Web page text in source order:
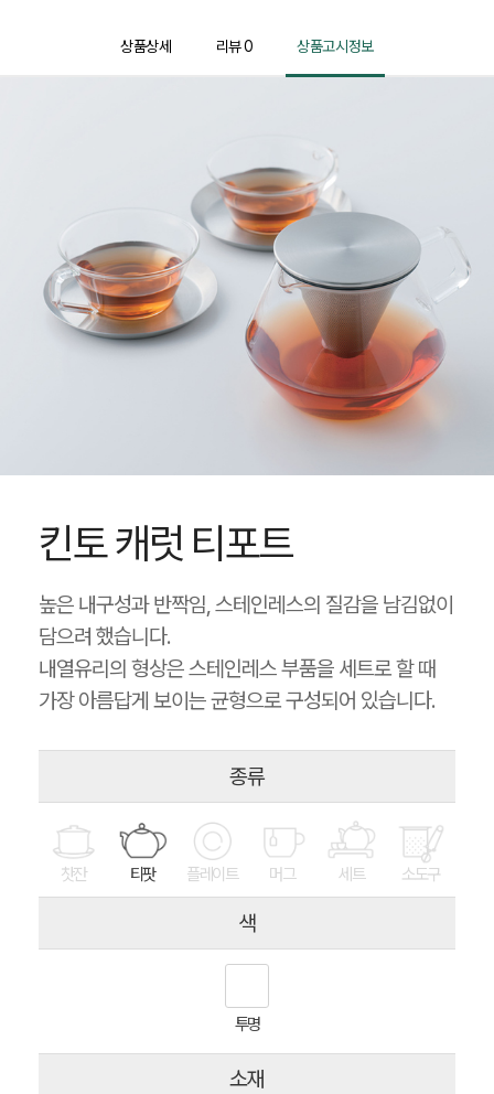
상품상세 리뷰0 상품고시정보
킨토 캐럿 티포트
높은 내구성과 반짝임, 스테인레스의 질감을 남김없이
담으려 했습니다.
내열유리의 형상은 스테인레스 부품을 세트로 할 때
가장 아름답게 보이는 균형으로 구성되어 있습니다.
종류
찻잔 티팟 플레이트 머그 세트 소도구
색
투명
소재